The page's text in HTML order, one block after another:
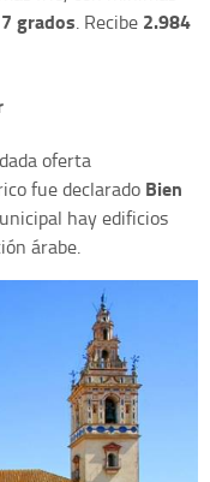
grados. Recibe 2.984
oferta
fue declarado Bien
hay edificios
árabe.